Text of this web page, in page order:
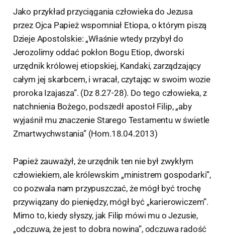
Jako przykład przyciągania człowieka do Jezusa
przez Ojca Papież wspomniał Etiopa, o którym piszą
Dzieje Apostolskie: „Właśnie wtedy przybył do
Jerozolimy oddać pokłon Bogu Etiop, dworski
urzędnik królowej etiopskiej, Kandaki, zarządzający
całym jej skarbcem, i wracał, czytając w swoim wozie
proroka Izajasza”. (Dz 8.27-28). Do tego człowieka, z
natchnienia Bożego, podszedł apostoł Filip, „aby
wyjaśnił mu znaczenie Starego Testamentu w świetle
Zmartwychwstania” (Hom.18.04.2013)
Papież zauważył, że urzędnik ten nie był zwykłym
człowiekiem, ale królewskim „ministrem gospodarki”,
co pozwala nam przypuszczać, że mógł być trochę
przywiązany do pieniędzy, mógł być „karierowiczem”.
Mimo to, kiedy słyszy, jak Filip mówi mu o Jezusie,
„odczuwa, że jest to dobra nowina”, odczuwa radość